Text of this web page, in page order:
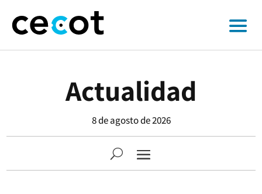
Actualidad
8 de agosto de 2026